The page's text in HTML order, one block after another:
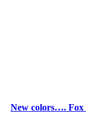
New colors…. Fox